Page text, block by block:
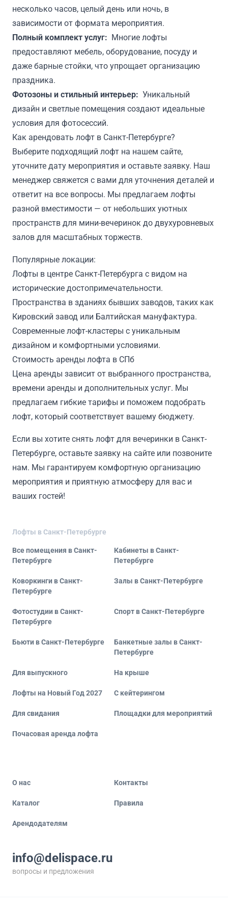
несколько часов, целый день или ночь, в
зависимости от формата мероприятия.
Полный комплект услуг: Многие лофты
предоставляют мебель, оборудование, посуду и
даже барные стойки, что упрощает организацию
праздника.
Фотозоны и стильный интерьер: Уникальный
дизайн и светлые помещения создают идеальные
условия для фотосессий.
Как арендовать лофт в Санкт-Петербурге?
Выберите подходящий лофт на нашем сайте,
уточните дату мероприятия и оставьте заявку. Наш
менеджер свяжется с вами для уточнения деталей и
ответит на все вопросы. Мы предлагаем лофты
разной вместимости — от небольших уютных
пространств для мини-вечеринок до двухуровневых
залов для масштабных торжеств.
Популярные локации:
Лофты в центре Санкт-Петербурга с видом на
исторические достопримечательности.
Пространства в зданиях бывших заводов, таких как
Кировский завод или Балтийская мануфактура.
Современные лофт-кластеры с уникальным
дизайном и комфортными условиями.
Стоимость аренды лофта в СПб
Цена аренды зависит от выбранного пространства,
времени аренды и дополнительных услуг. Мы
предлагаем гибкие тарифы и поможем подобрать
лофт, который соответствует вашему бюджету.
Если вы хотите снять лофт для вечеринки в Санкт-
Петербурге, оставьте заявку на сайте или позвоните
нам. Мы гарантируем комфортную организацию
мероприятия и приятную атмосферу для вас и
ваших гостей!
Лофты в Санкт-Петербурге
Все помещения в Санкт-
Петербурге
Кабинеты в Санкт-
Петербурге
Коворкинги в Санкт-
Петербурге
Залы в Санкт-Петербурге
Фотостудии в Санкт-
Петербурге
Спорт в Санкт-Петербурге
Бьюти в Санкт-Петербурге
Банкетные залы в Санкт-
Петербурге
Для выпускного На крыше
Лофты на Новый Год 2027 С кейтерингом
Для свидания Площадки для мероприятий
Почасовая аренда лофта
О нас Контакты
Каталог Правила
Арендодателям
info@delispace.ru
вопросы и предложения